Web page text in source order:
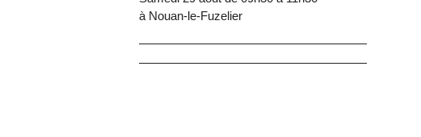
à Nouan-le-Fuzelier